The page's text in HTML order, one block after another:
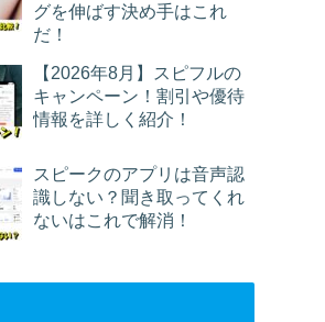
グを伸ばす決め手はこれ
だ！
【2026年8月】スピフルの
キャンペーン！割引や優待
情報を詳しく紹介！
スピークのアプリは音声認
識しない？聞き取ってくれ
ないはこれで解消！